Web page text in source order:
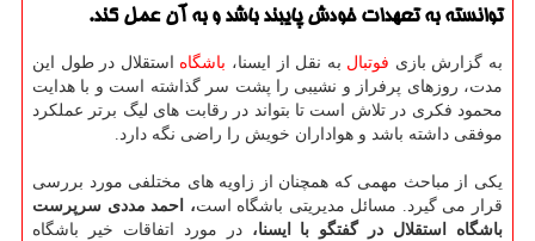
توانسته به تعهدات خودش پایبند باشد و به آن عمل كند.
به گزارش بازی فوتبال به نقل از ایسنا، باشگاه استقلال در طول این
مدت، روزهای پرفراز و نشیبی را پشت سر گذاشته است و با هدایت
محمود فکری در تلاش است تا بتواند در رقابت های لیگ برتر عملکرد
موفقی داشته باشد و هواداران خویش را راضی نگه دارد.
یکی از مباحث مهمی که همچنان از زاویه های مختلفی مورد بررسی
قرار می گیرد. مسائل مدیریتی باشگاه است، احمد مددی سرپرست
باشگاه استقلال در گفتگو با ایسنا،در مورد اتفاقات خیر باشگاه